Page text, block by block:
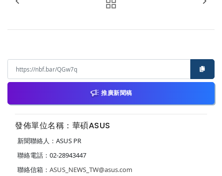
推廣新聞稿
發佈單位名稱：華碩ASUS
新聞聯絡人：ASUS PR
聯絡電話：02-28943447
聯絡信箱： ASUS_NEWS_TW@asus.com